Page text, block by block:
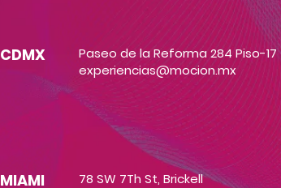
Paseo de la Reforma 284 Piso-17
experiencias@mocion.mx
CDMX
78 SW 7Th St, Brickell
MIAMI